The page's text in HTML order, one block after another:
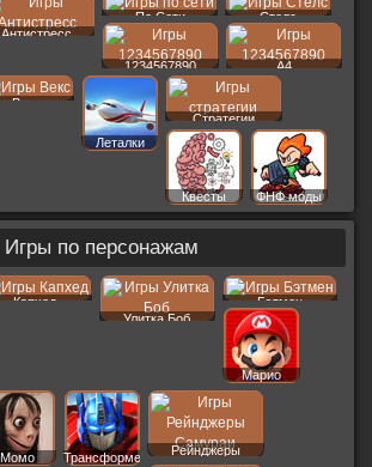
Антистресс
По Сети Стелс
1234567890 A4
Векс
Леталки
Стратегии
Квесты ФНФ моды
Игры по персонажам
Капхед
Улитка Боб
Бэтмен
Марио
Момо
Трансформеры
Рейнджеры